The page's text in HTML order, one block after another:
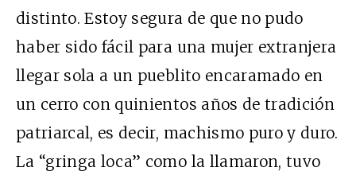
distinto. Estoy segura de que no pudo
haber sido fácil para una mujer extranjera
llegar sola a un pueblito encaramado en
un cerro con quinientos años de tradición
patriarcal, es decir, machismo puro y duro.
La “gringa loca” como la llamaron, tuvo